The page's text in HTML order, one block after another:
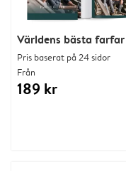
Världens bästa farfar
Pris baserat på 24 sidor
Från
189 kr